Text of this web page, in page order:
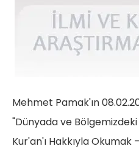
Mehmet Pamak'ın
"Dünyada ve
Kur'an'ı Hakkıyla Okumak